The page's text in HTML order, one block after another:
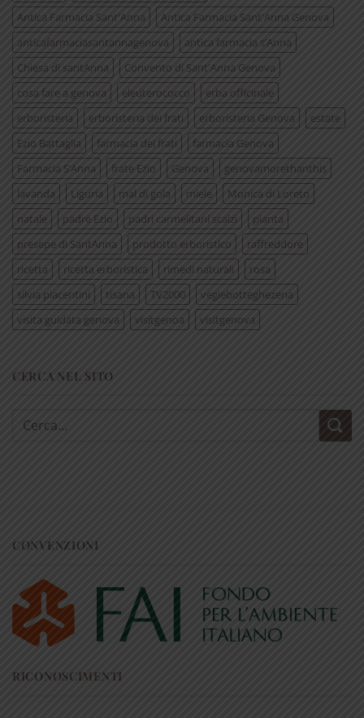
Antica Farmacia Sant'Anna
Antica Farmacia Sant'Anna Genova
anticafarmaciasantannagenova
antica farmacia s’Anna
Chiesa di santAnna
Convento di Sant'Anna Genova
cosa fare a genova
eleuterococco
erba officinale
erboristeria
erboristeria dei frati erboristeria Genova
estate
Ezio Battaglia
farmacia dei frati
farmacia Genova
Farmacia S’Anna
frate Ezio Genova
genovamorethanthis
lavanda
Liguria mal di gola miele
Monica di Loreto
natale
padre Ezio padri carmelitani scalzi
pianta
presepe di SantAnna
prodotto erboristico
raffreddore
ricetta
ricetta erboristica rimedi naturali
rosa
silvia piacentini
tisana TV2000
vegiebotteghezena
visita guidata genova
visitgenoa visitgenova
CERCA NEL SITO
Cerca:
CONVENZIONI
RICONOSCIMENTI